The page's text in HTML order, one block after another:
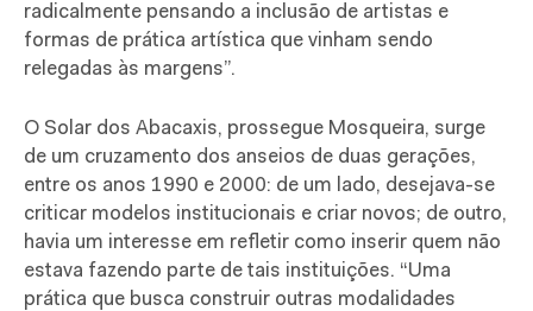
radicalmente pensando a inclusão de artistas e
formas de prática artística que vinham sendo
relegadas às margens”.
O Solar dos Abacaxis, prossegue Mosqueira, surge
de um cruzamento dos anseios de duas gerações,
entre os anos 1990 e 2000: de um lado, desejava-se
criticar modelos institucionais e criar novos; de outro,
havia um interesse em refletir como inserir quem não
estava fazendo parte de tais instituições. “Uma
prática que busca construir outras modalidades